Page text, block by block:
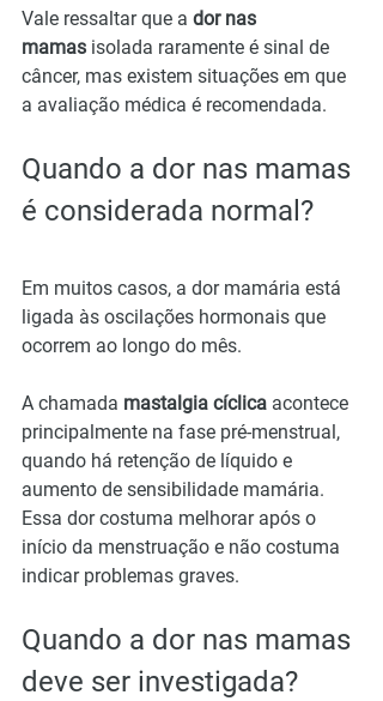
Vale ressaltar que a dor nas
mamas isolada raramente é sinal de
câncer, mas existem situações em que
a avaliação médica é recomendada.
Quando a dor nas mamas
é considerada normal?
Em muitos casos, a dor mamária está
ligada às oscilações hormonais que
ocorrem ao longo do mês.
A chamada mastalgia cíclica acontece
principalmente na fase pré-menstrual,
quando há retenção de líquido e
aumento de sensibilidade mamária.
Essa dor costuma melhorar após o
início da menstruação e não costuma
indicar problemas graves.
Quando a dor nas mamas
deve ser investigada?